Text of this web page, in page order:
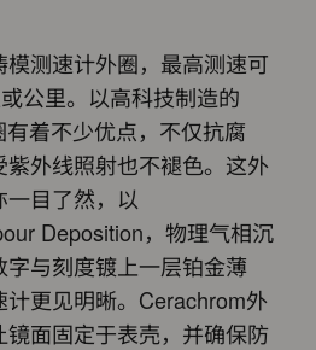
测速计外圈，最高测速可
公里。以高科技制造的
着不少优点，不仅抗腐
外线照射也不褪色。这外
目了然，以
Deposition，物理气相沉
与刻度镀上一层铂金薄
更见明晰。Cerachrom外
面固定于表壳，并确保防